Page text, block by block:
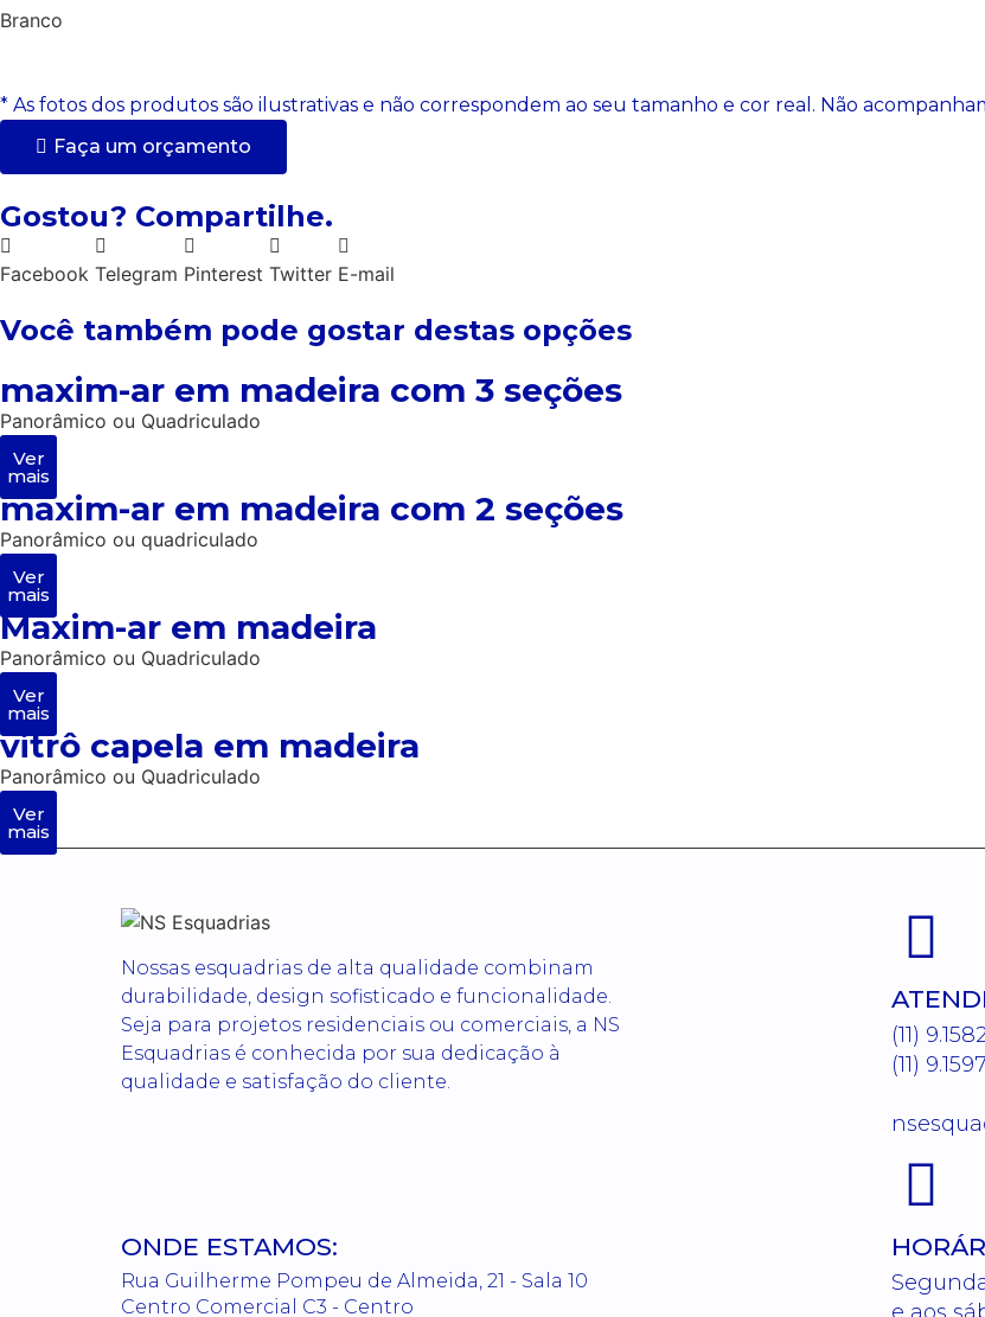
Branco
* As fotos dos produtos são ilustrativas e não correspondem ao seu tamanho e cor real. Não
Faça um orçamento
Gostou? Compartilhe.
Facebook Telegram Pinterest Twitter E-mail
Você também pode gostar destas opções
maxim-ar em madeira com 3 seções
Panorâmico ou Quadriculado
Ver
mais
maxim-ar em madeira com 2 seções
Panorâmico ou quadriculado
Ver
mais
Maxim-ar em madeira
Panorâmico ou Quadriculado
Ver
mais
vitrô capela em madeira
Panorâmico ou Quadriculado
Ver
mais
Nossas esquadrias de alta qualidade combinam
durabilidade, design sofisticado e funcionalidade.
Seja para projetos residenciais ou comerciais, a NS
Esquadrias é conhecida por sua dedicação à
qualidade e satisfação do cliente.
(11)
(11)
ONDE ESTAMOS:
Rua Guilherme Pompeu de Almeida, 21 - Sala 10
Centro Comercial C3 - Centro